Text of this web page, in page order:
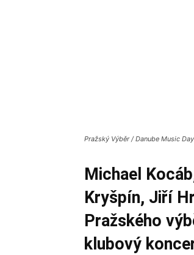
Pražský Výběr / Danube Music
Michael
Kryšpín, Jiří
Pražského
klubový